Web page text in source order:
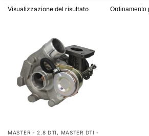
Visualizzazione del risultato
MASTER - 2.8 DTI , MASTER DTI -